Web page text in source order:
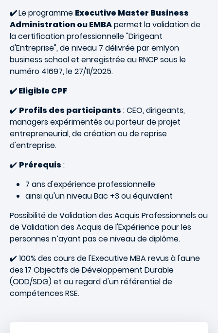
✔️Le programme Executive Master Business
Administration ou EMBApermet la validation de
la certification professionnelle "Dirigeant
d'Entreprise", de niveau 7 délivrée par emlyon
business school et enregistrée au RNCP sous le
numéro 41697, le 27/11/2025.
✔️ Eligible CPF
✔️ Profils des participants : CEO, dirigeants,
managers expérimentés ou porteur de projet
entrepreneurial, de création ou de reprise
d'entreprise.
✔️ Prérequis :
7 ans d'expérience professionnelle
ainsi qu'un niveau Bac +3 ou équivalent
Possibilité de Validation des Acquis Professionnels ou
de Validation des Acquis de l'Expérience pour les
personnes n’ayant pas ce niveau de diplôme.
✔️ 100% des cours de l'Executive MBA revus à l'aune
des 17 Objectifs de Développement Durable
(ODD/SDG) et au regard d'un référentiel de
compétences RSE.